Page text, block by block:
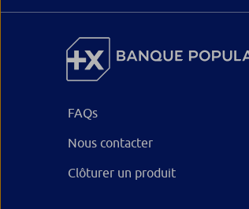
FAQs
Nous contacter
Clôturer un produit